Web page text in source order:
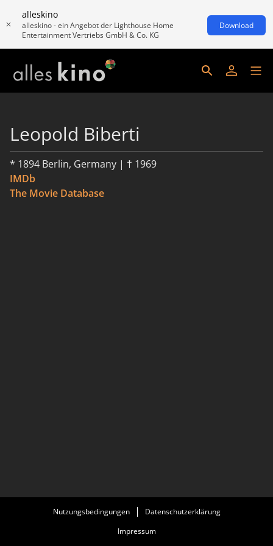
alleskino
alleskino - ein Angebot der Lighthouse Home
Entertainment Vertriebs GmbH & Co. KG
Download
Leopold Biberti
* 1894 Berlin, Germany | † 1969
IMDb
The Movie Database
Nutzungsbedingungen
Datenschutzerklärung
Impressum